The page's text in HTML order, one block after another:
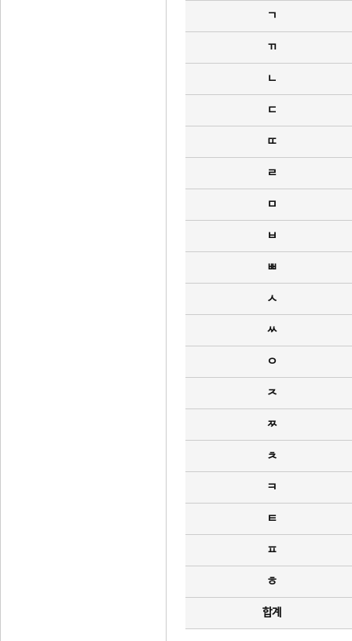
ㄱ
ㄲ
ㄴ
ㄷ
ㄸ
ㄹ
ㅁ
ㅂ
ㅃ
ㅅ
ㅆ
ㅇ
ㅈ
ㅉ
ㅊ
ㅋ
ㅌ
ㅍ
ㅎ
합계